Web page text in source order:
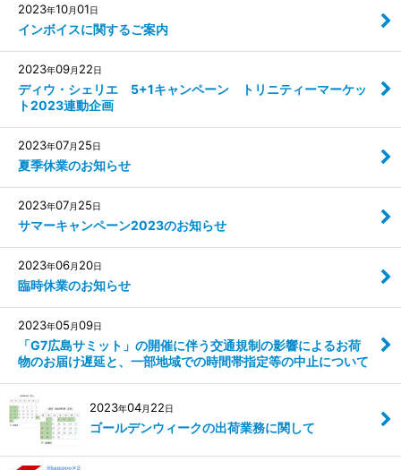
2023年10月01日
インボイスに関するご案内
2023年09月 22日
ディウ・シェリエ 5+1キャンペーン トリニティーマーケッ
ト2023連動企画
2023年07月 25日
夏季休業のお知らせ
2023年07月 25日
サマーキャンペーン2023のお知らせ
2023年06月 20日
臨時休業のお知らせ
2023年05 月09日
「G7広島サミット」の開催に伴う交通規制の影響によるお荷
物のお届け遅延と、一部地域での時間帯指定等の中止について
2023年04月 22日
ゴールデンウィークの出荷業務に関して